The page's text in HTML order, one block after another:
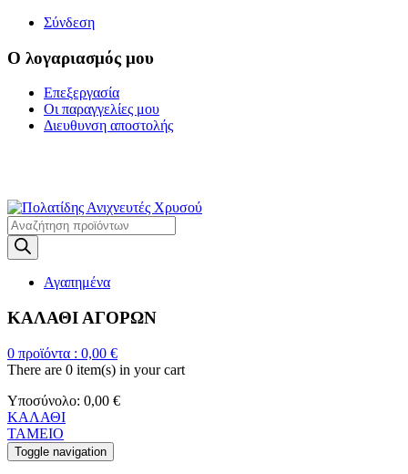
Σύνδεση
Ο λογαριασμός μου
Επεξεργασία
Οι παραγγελίες μου
Διευθυνση αποστολής
Products
search
Αγαπημένα
ΚΑΛΑΘΙ ΑΓΟΡΩΝ
0 προϊόντα : 0,00 €
There are 0 item(s) in your cart
Υποσύνολο: 0,00 €
ΚΑΛΑΘΙ
ΤΑΜΕΙΟ
Toggle navigation